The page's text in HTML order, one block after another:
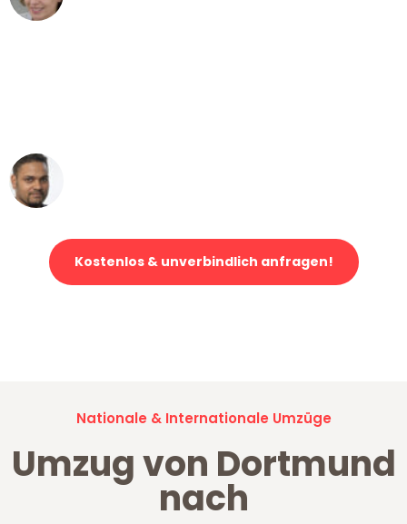
Kostenlos & unverbindlich anfragen!
Nationale & Internationale Umzüge
Umzug von Dortmund
nach